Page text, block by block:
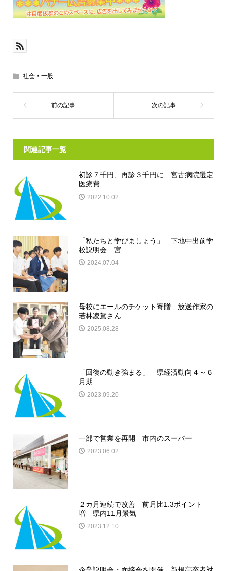
社会・一般
関連記事一覧
初診７千円、再診３千円に 宮古病院選定
医療費
2022.10.02
「私たちと学びましょう」 下地中出前学
校説明会 宮...
2024.07.04
母校にエールのチケット寄贈 放送作家の
若林凌駕さん...
2025.08.28
「回復の動き強まる」 県経済動向４～６
月期
2023.09.20
一部で営業を再開 市内のスーパー
2023.06.02
２カ月連続で改善 前月比1.3ポイント
増 県内11月景気
2023.12.10